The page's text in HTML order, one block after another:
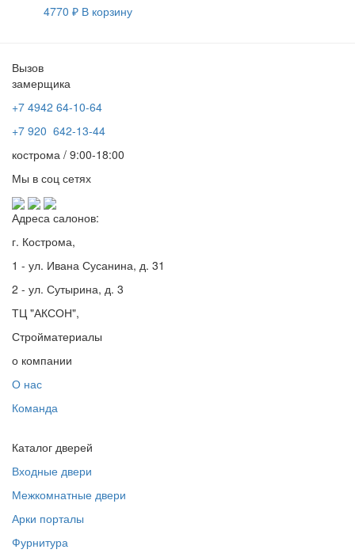
4770 ₽ В корзину
Вызов
замерщика
+7 4942 64-10-64
+7 920 642-13-44
кострома / 9:00-18:00
Мы в соц сетях
Адреса салонов:
г. Кострома,
1 - ул. Ивана Сусанина, д. 31
2 - ул. Сутырина, д. 3
ТЦ "АКСОН",
Стройматериалы
о компании
О нас
Команда
Каталог дверей
Входные двери
Межкомнатные двери
Арки порталы
Фурнитура